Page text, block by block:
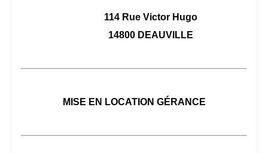
114 Rue Victor Hugo
14800 DEAUVILLE
MISE EN LOCATION GÉRANCE